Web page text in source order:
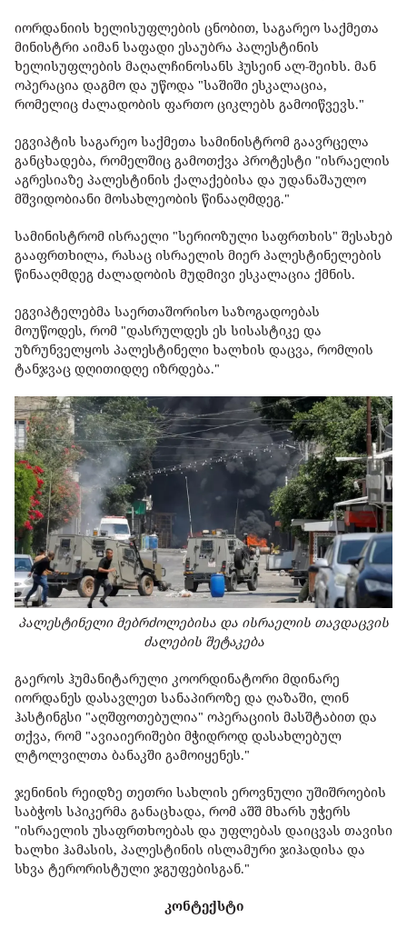
იორდანიის ხელისუფლების ცნობით, საგარეო საქმეთა
მინისტრი აიმან საფადი ესაუბრა პალესტინის
ხელისუფლების მაღალჩინოსანს ჰუსეინ ალ-შეიხს. მან
ოპერაცია დაგმო და უწოდა "საშიში ესკალაცია,
რომელიც ძალადობის ფართო ციკლებს გამოიწვევს."
ეგვიპტის საგარეო საქმეთა სამინისტრომ გაავრცელა
განცხადება, რომელშიც გამოთქვა პროტესტი "ისრაელის
აგრესიაზე პალესტინის ქალაქებისა და უდანაშაულო
მშვიდობიანი მოსახლეობის წინააღმდეგ."
სამინისტრომ ისრაელი "სერიოზული საფრთხის" შესახებ
გააფრთხილა, რასაც ისრაელის მიერ პალესტინელების
წინააღმდეგ ძალადობის მუდმივი ესკალაცია ქმნის.
ეგვიპტელებმა საერთაშორისო საზოგადოებას
მოუწოდეს, რომ "დასრულდეს ეს სისასტიკე და
უზრუნველყოს პალესტინელი ხალხის დაცვა, რომლის
ტანჯვაც დღითიდღე იზრდება."
პალესტინელი მებრძოლებისა და ისრაელის თავდაცვის
ძალების შეტაკება
გაეროს ჰუმანიტარული კოორდინატორი მდინარე
იორდანეს დასავლეთ სანაპიროზე და ღაზაში, ლინ
ჰასტინგსი "აღშფოთებულია" ოპერაციის მასშტაბით და
თქვა, რომ "ავიაიერიშები მჭიდროდ დასახლებულ
ლტოლვილთა ბანაკში გამოიყენეს."
ჯენინის რეიდზე თეთრი სახლის ეროვნული უშიშროების
საბჭოს სპიკერმა განაცხადა, რომ აშშ მხარს უჭერს
"ისრაელის უსაფრთხოებას და უფლებას დაიცვას თავისი
ხალხი ჰამასის, პალესტინის ისლამური ჯიჰადისა და
სხვა ტერორისტული ჯგუფებისგან."
კონტექსტი